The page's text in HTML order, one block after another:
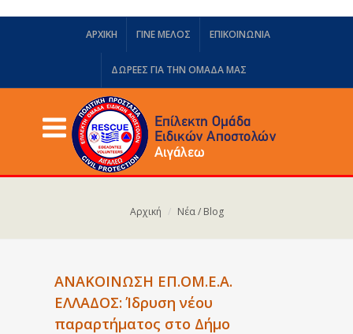
ΑΡΧΙΚΗ ΓΙΝΕ ΜΕΛΟΣ ΕΠΙΚΟΙΝΩΝΙΑ
ΔΩΡΕΈΣ ΓΙΑ ΤΗΝ ΟΜΆΔΑ ΜΑΣ
Αρχική Νέα / Blog
ΑΝΑΚΟΙΝΩΣΗ ΕΠ.ΟΜ.Ε.Α.
ΕΛΛΑΔΟΣ: Ίδρυση νέου
παραρτήματος στο Δήμο